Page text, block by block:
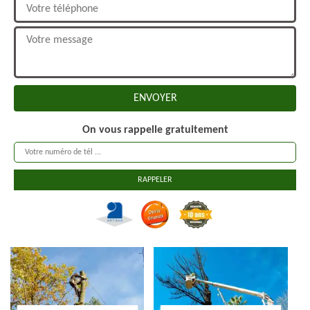
On vous rappelle gratuitement